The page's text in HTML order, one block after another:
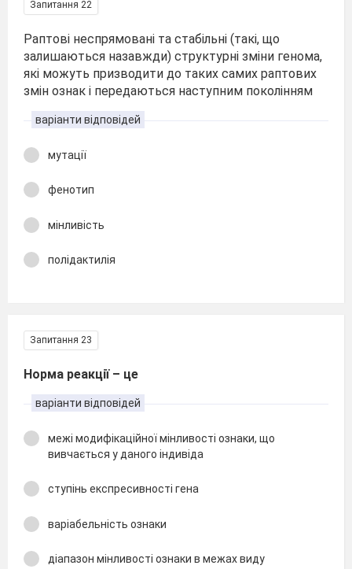
Запитання 22
Раптові неспрямовані та стабільні (такі, що
залишаються назавжди) структурні зміни генома,
які можуть призводити до таких самих раптових
змін ознак і передаються наступним поколінням
варіанти відповідей
мутації
фенотип
мінливість
полідактилія
Запитання 23
Норма реакції – це
варіанти відповідей
межі модифікаційної мінливості ознаки, що
вивчається у даного індивіда
ступінь експресивності гена
варіабельність ознаки
діапазон мінливості ознаки в межах виду